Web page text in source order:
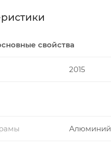
свойства
2015
Алюминий